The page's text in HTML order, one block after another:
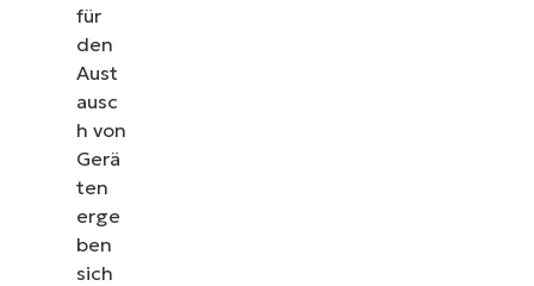
für
den
Aust
ausc
h von
Gerä
ten
erge
ben
sich